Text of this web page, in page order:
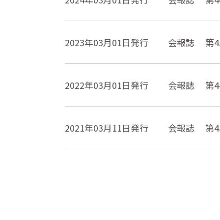
2023年03月01日発行 会報誌 第
2022年03月01日発行 会報誌 第
2021年03月11日発行 会報誌 第